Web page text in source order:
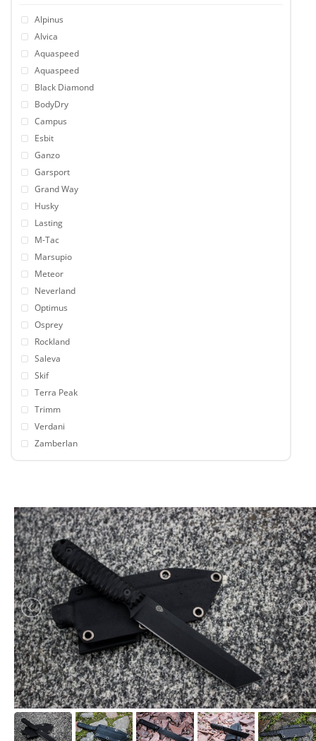
Alpinus
Alvica
Aquaspeed
Aquaspeed
Black Diamond
BodyDry
Campus
Esbit
Ganzo
Garsport
Grand Way
Husky
Lasting
M-Tac
Marsupio
Meteor
Neverland
Optimus
Osprey
Rockland
Saleva
Skif
Terra Peak
Trimm
Verdani
Zamberlan